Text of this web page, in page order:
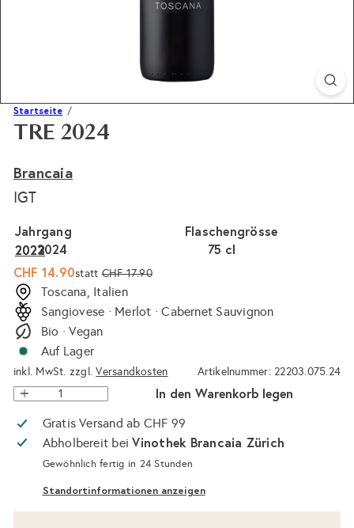
Startseite
TRE 2024
Brancaia
IGT
Flaschengrösse
75 cl
Jahrgang
2024
2023
2022
Sonderpreis
CHF 14.90
Normaler
Preis
stattCHF 17.90
Toscana, Italien
Sangiovese · Merlot · Cabernet Sauvignon
Bio · Vegan
Auf Lager
inkl. MwSt. zzgl.Versandkosten Artikelnummer: 22203.075.24
In den Warenkorb legen
Gratis Versand ab CHF 99
Abholbereit beiVinothek Brancaia Zürich
Gewöhnlich fertig in 24 Stunden
Standortinformationen anzeigen